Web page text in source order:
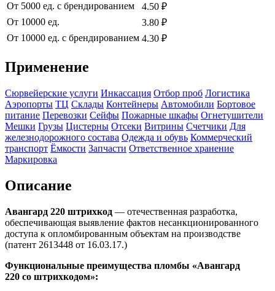
От 5000 ед. с брендированием
4.50 ₽
От 10000 ед.
3.80 ₽
От 10000 ед. с брендированием 4.30 ₽
Применение
Сюрвейерские услуги Инкассация Отбор проб Логистика
Аэропорты ТЦ Склады Контейнеры Автомобили Бортовое
питание Перевозки Сейфы Пожарные шкафы Огнетушители
Мешки Грузы Цистерны Отсеки Витрины Счетчики Для
железнодорожного состава Одежда и обувь Коммерческий
транспорт Ёмкости Запчасти Ответственное хранение
Маркировка
Описание
Авангард 220 штрихкод — отечественная разработка,
обеспечивающая выявление фактов несанкционированного
доступа к опломбированным объектам на производстве
(патент 2613448 от 16.03.17.)
Функциональные преимущества пломбы «Авангард
220 со штрихкодом»: